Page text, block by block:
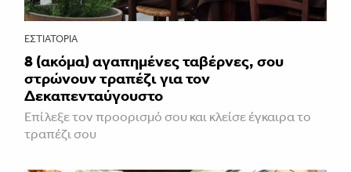
ΕΣΤΙΑΤΌΡΙΑ
8 (ακόμα) αγαπημένες ταβέρνες, σου
στρώνουν τραπέζι για τον
Δεκαπενταύγουστο
Επίλεξε τον προορισμό σου και κλείσε έγκαιρα το
τραπέζι σου